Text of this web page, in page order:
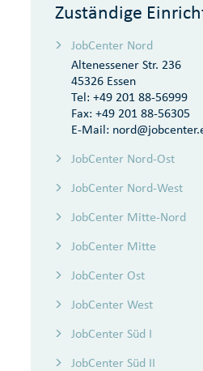
Zuständige
JobCenter Nord
Altenessener Str. 236
45326 Essen
Tel: +49 201 88-56999
Fax: +49 201 88-56305
E-Mail:
JobCenter Nord-Ost
JobCenter Nord-West
JobCenter Mitte-Nord
JobCenter Mitte
JobCenter Ost
JobCenter West
JobCenter Süd I
JobCenter Süd II